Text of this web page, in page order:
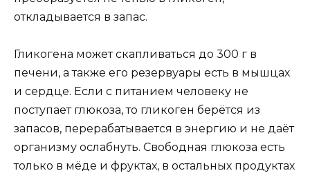
откладывается в запас.
Гликогена может скапливаться до 300 г в
печени, а также его резервуары есть в мышцах
и сердце. Если с питанием человеку не
поступает глюкоза, то гликоген берётся из
запасов, перерабатывается в энергию и не даёт
организму ослабнуть. Свободная глюкоза есть
только в мёде и фруктах, в остальных продуктах